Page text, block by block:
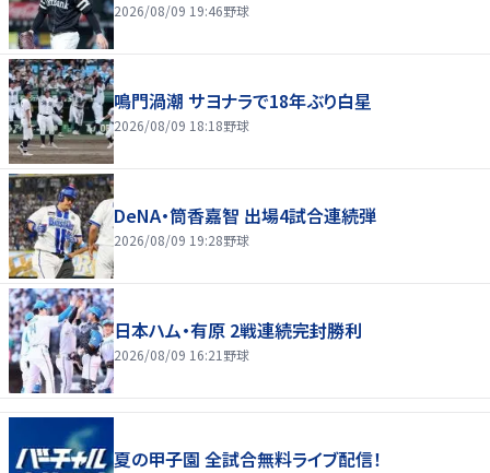
2026/08/09 19:46野球
鳴門渦潮 サヨナラで18年ぶり白星
2026/08/09 18:18野球
DeNA・筒香嘉智 出場4試合連続弾
2026/08/09 19:28野球
日本ハム・有原 2戦連続完封勝利
2026/08/09 16:21 野球
夏の甲子園 全試合無料ライブ配信！